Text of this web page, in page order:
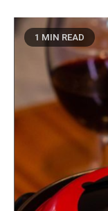
1 MIN READ